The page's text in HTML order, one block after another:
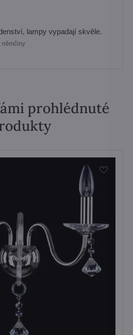
lampy vypadají skvěle.
němčiny
prohlédnuté